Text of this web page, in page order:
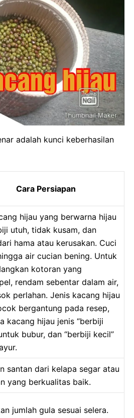
adalah kunci keberhasilan
Cara Persiapan
hijau yang berwarna hijau
utuh, tidak kusam, dan
hama atau kerusakan. Cuci
air cucian bening. Untuk
kotoran yang
rendam sebentar dalam air,
perlahan. Jenis kacang hijau
bergantung pada resep,
kacang hijau jenis “berbiji
bubur, dan “berbiji kecil”
santan dari kelapa segar atau
yang berkualitas baik.
jumlah gula sesuai selera.